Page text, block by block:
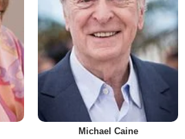
Michael Caine